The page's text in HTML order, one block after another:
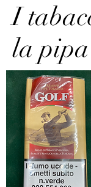
I
la pipa